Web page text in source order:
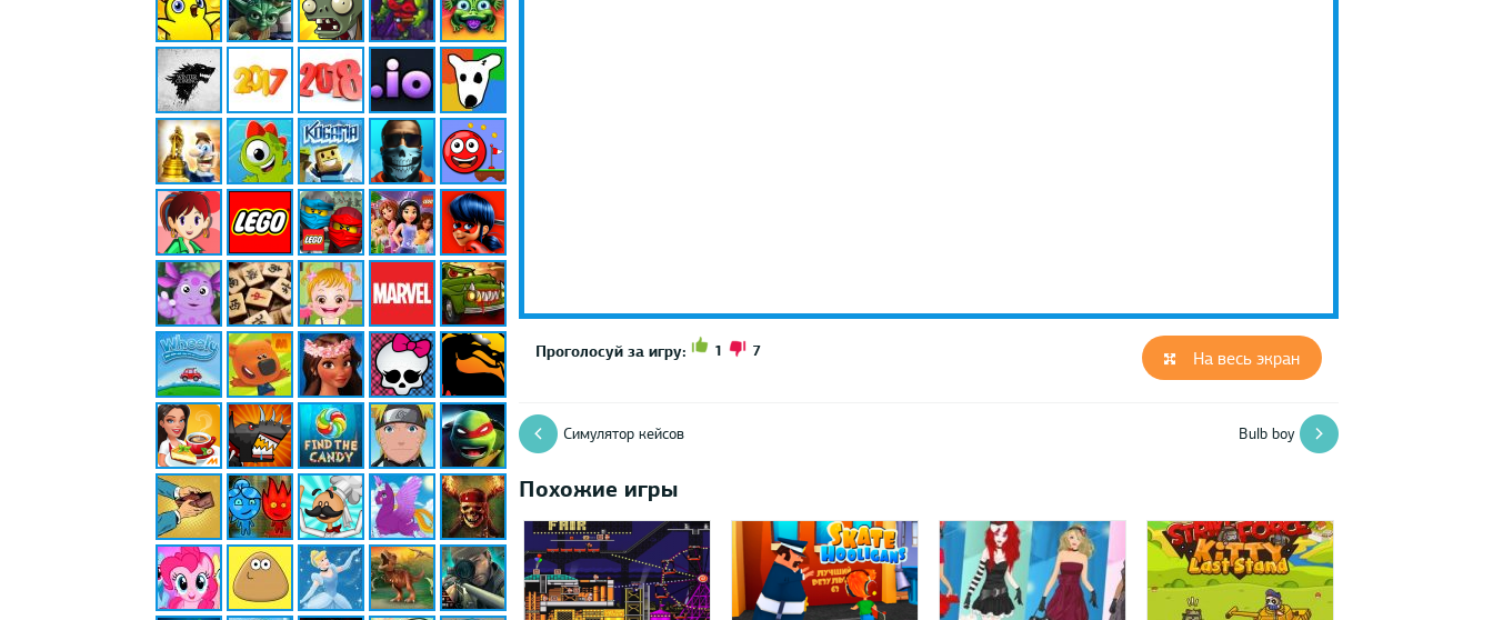
На весь экран
Проголосуй за игру: 1 7
Симулятор кейсов Bulb boy
Похожие игры